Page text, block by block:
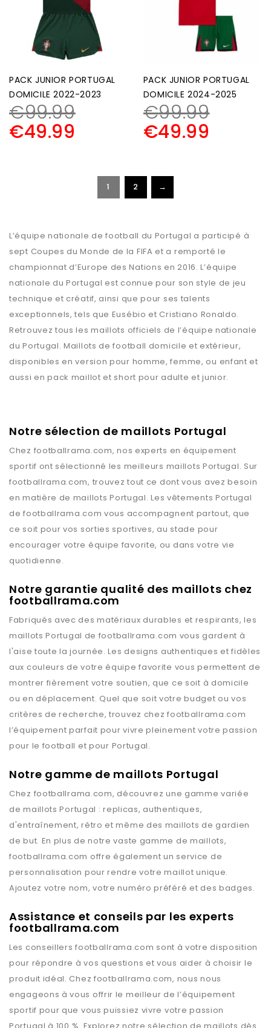
PACK JUNIOR PORTUGAL
DOMICILE 2022-2023
€99.99
€49.99
PACK JUNIOR PORTUGAL
DOMICILE 2024-2025
€99.99
€49.99
1 2 →
L’équipe nationale de football du Portugal a participé à
sept Coupes du Monde de la FIFA et a remporté le
championnat d’Europe des Nations en 2016. L’équipe
nationale du Portugal est connue pour son style de jeu
technique et créatif, ainsi que pour ses talents
exceptionnels, tels que Eusébio et Cristiano Ronaldo.
Retrouvez tous les maillots officiels de l’équipe nationale
du Portugal. Maillots de football domicile et extérieur,
disponibles en version pour homme, femme, ou enfant et
aussi en pack maillot et short pour adulte et junior.
Notre sélection de maillots Portugal
Chez footballrama.com, nos experts en équipement
sportif ont sélectionné les meilleurs maillots Portugal. Sur
footballrama.com, trouvez tout ce dont vous avez besoin
en matière de maillotsPortugal. Les vêtements Portugal
defootballrama.com vous accompagnent partout, que
ce soit pour vos sorties sportives, au stade pour
encourager votre équipe favorite, ou dans votre vie
quotidienne.
Notre garantie qualité des maillots chez
footballrama.com
Fabriqués avec des matériaux durables et respirants, les
maillotsPortugal de footballrama.com vous gardent à
l'aise toute la journée. Les designs authentiques et fidèles
aux couleurs de votre équipe favorite vous permettent de
montrer fièrement votre soutien, que ce soit à domicile
ou en déplacement. Quel que soit votre budget ou vos
critères de recherche, trouvez chezfootballrama.com
l’équipement parfait pour vivre pleinement votre passion
pour le football et pour Portugal.
Notre gamme de maillots Portugal
Chez footballrama.com, découvrez une gamme variée
de maillotsPortugal : replicas, authentiques,
d'entraînement, rétro et même des maillots de gardien
de but. En plus de notre vaste gamme de maillots,
footballrama.com offre également un service de
personnalisation pour rendre votre maillot unique.
Ajoutez votre nom, votre numéro préféré et des badges.
Assistance et conseils par les experts
footballrama.com
Les conseillersfootballrama.com sont à votre disposition
pour répondre à vos questions et vous aider à choisir le
produit idéal. Chez footballrama.com, nous nous
engageons à vous offrir le meilleur de l’équipement
sportif pour que vous puissiez vivre votre passion